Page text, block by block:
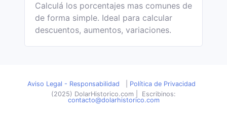
Calculá los porcentajes mas comunes de
de forma simple. Ideal para calcular
descuentos, aumentos, variaciones.
Aviso Legal - Responsabilidad
Política de Privacidad
(2025) DolarHistorico.com
Escribinos:
contacto@dolarhistorico.com